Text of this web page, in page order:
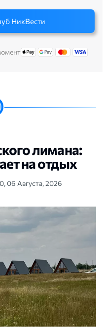
НикВести
лимана:
на отдых
06 Августа, 2026